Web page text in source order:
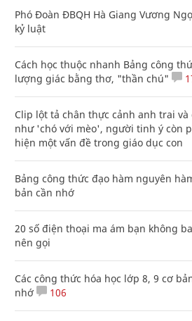
Phó Đoàn ĐBQH Hà Giang Vương
kỷ luật
Cách học thuộc nhanh Bảng công
lượng giác bằng thơ, "thần chú"
Clip lột tả chân thực cảnh anh trai và
như 'chó với mèo', người tinh ý còn
hiện một vấn đề trong giáo dục con
Bảng công thức đạo hàm nguyên
bản cần nhớ
20 số điện thoại ma ám bạn không
nên gọi
Các công thức hóa học lớp 8, 9 cơ
nhớ
106